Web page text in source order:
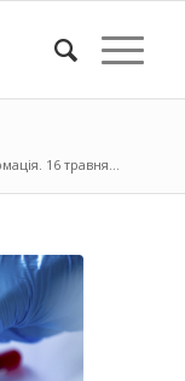
16 травня ...